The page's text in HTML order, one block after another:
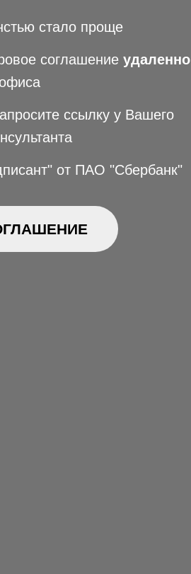
стало проще
соглашение удаленно
ссылку у Вашего
от ПАО "Сбербанк"